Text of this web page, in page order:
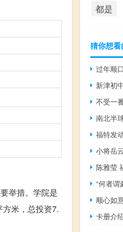
举措。学院是
米，总投资7.
都是
猜你想
过年顺
新津初
不受一
南北半
福特发
小将岳
陈雅莹
“何者谓
顺心如
卡册介